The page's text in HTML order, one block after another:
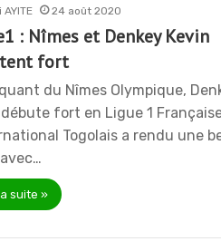
AYITE 24 août 2020
: Nîmes et Denkey Kevin
fort
du Nîmes Olympique,
fort en Ligue 1
Togolais a rendu une
suite »